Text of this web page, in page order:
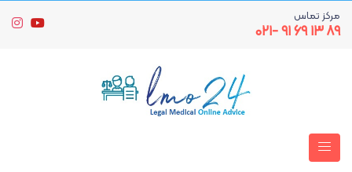
مرکز تماس
۸۹ ۱۳ ۶۹ ۹۱ -۰۲۱